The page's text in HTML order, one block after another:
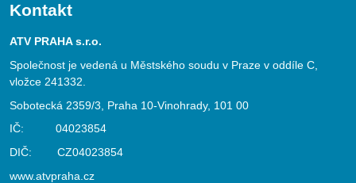
Kontakt
ATV PRAHA s.r.o.
Společnost je vedená u Městského soudu v Praze v oddíle C,
vložce 241332.
Sobotecká 2359/3, Praha 10-Vinohrady, 101 00
IČ: 04023854
DIČ: CZ04023854
www.atvpraha.cz